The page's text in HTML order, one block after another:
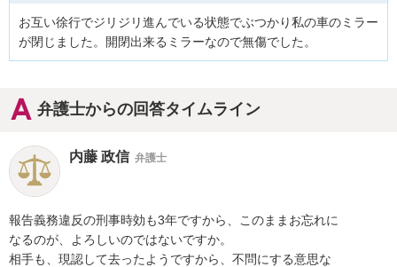
お互い徐行でジリジリ進んでいる状態でぶつかり私の車のミラー
が閉じました。開閉出来るミラーなので無傷でした。
弁護士からの回答タイムライン
内藤 政信 弁護士
報告義務違反の刑事時効も3年ですから、このままお忘れに
なるのが、よろしいのではないですか。
相手も、現認して去ったようですから、不問にする意思な